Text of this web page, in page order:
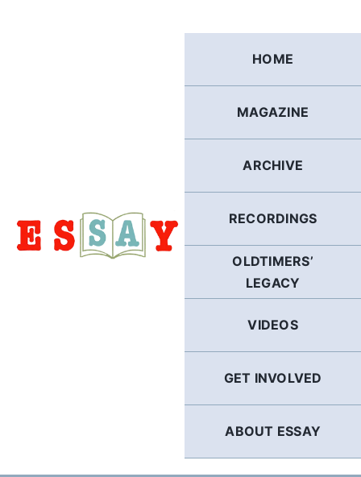
HOME
MAGAZINE
ARCHIVE
RECORDINGS
OLDTIMERS’
LEGACY
VIDEOS
GET INVOLVED
ABOUT ESSAY